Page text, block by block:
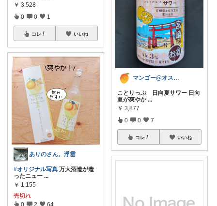
￥ 3,528
0 0 1
コレ いいね
ありのさん。浮雲
#オリジナル写真 万大酒造が造
ったニュー ...
￥ 1,155
売切れ
0 2 64
マンゴー@オススメの写真集、雑誌紹介
ことりっぷ 日向夏サワー 日向
夏が爽やか ...
￥ 3,877
0 0 7
コレ いいね